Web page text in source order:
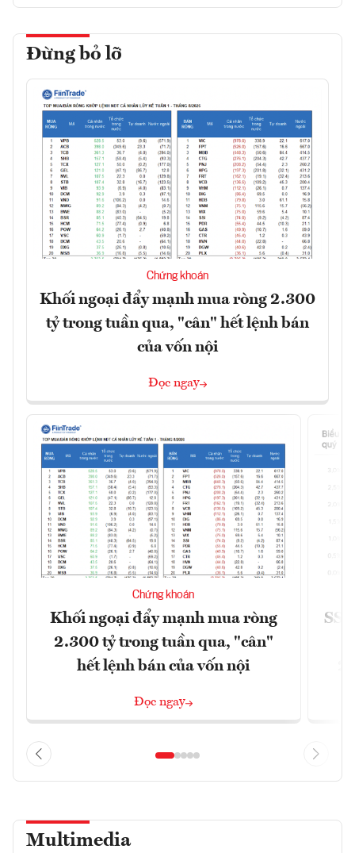
Đừng bỏ lỡ
Chứng khoán
Khối ngoại đẩy mạnh mua ròng 2.300
tỷ trong tuần qua, "cân" hết lệnh bán
của vốn nội
Đọc ngay
Chứng khoán
Khối ngoại đẩy mạnh mua ròng
2.300 tỷ trong tuần qua, "cân"
hết lệnh bán của vốn nội
Đọc ngay
SSI
Multimedia